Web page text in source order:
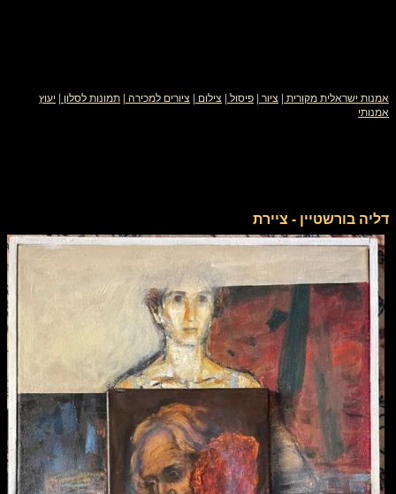
אמנות ישראלית מקורית ציור פיסול צילום ציורים למכירה תמונות לסלון
יעוץ
אמנותי
דליה בורשטיין - ציירת